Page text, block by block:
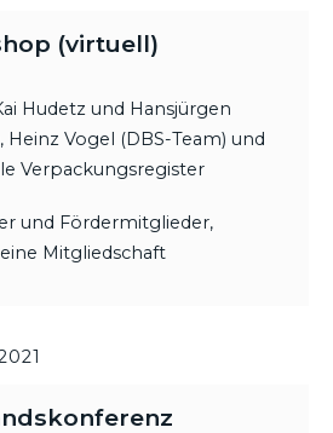
(virtuell)
Hudetz und Hansjürgen
Heinz Vogel (DBS-Team) und
Verpackungsregister
und Fördermitglieder,
Mitgliedschaft